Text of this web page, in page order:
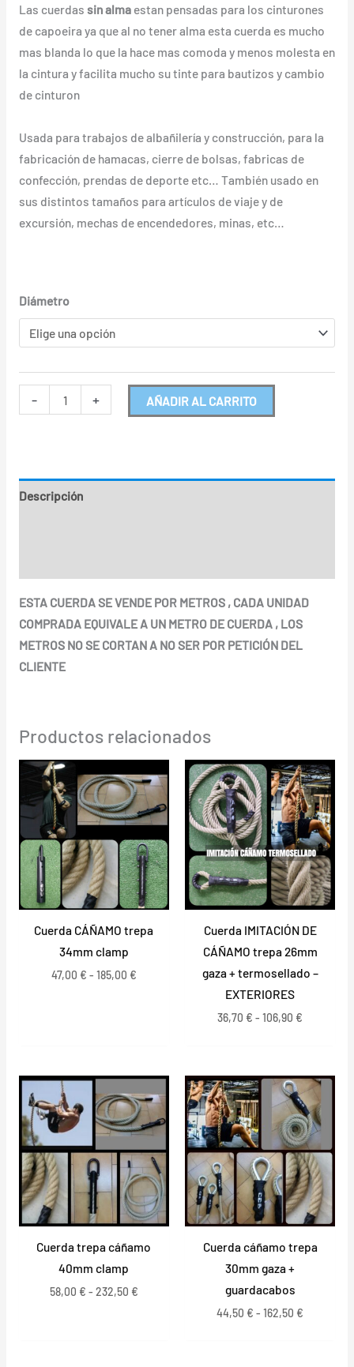
Las cuerdas sin almaestan pensadas para los cinturones
de capoeira ya que al no tener alma esta cuerda es mucho
mas blanda lo que la hace mas comoda y menos molesta en
la cintura y facilita mucho su tinte para bautizos y cambio
de cinturon
Usada para trabajos de albañilería y construcción, para la
fabricación de hamacas, cierre de bolsas, fabricas de
confección, prendas de deporte etc… También usado en
sus distintos tamaños para artículos de viaje y de
excursión, mechas de encendedores, minas, etc…
Diámetro
- + AÑADIR AL CARRITO
Descripción
ESTA CUERDA SE VENDE POR METROS , CADA UNIDAD
COMPRADA EQUIVALE A UN METRO DE CUERDA , LOS
METROS NO SE CORTAN A NO SER POR PETICIÓN DEL
CLIENTE
Productos relacionados
Cuerda CÁÑAMO trepa
34mm clamp
47,00 € - 185,00 €
de
precios:
desde
47,00 €
hasta
185,00 €
Cuerda IMITACIÓN DE
CÁÑAMO trepa 26mm
gaza + termosellado –
EXTERIORES
36,70 € - 106,90 €
Rango
de
precios:
desde
36,70 €
hasta
106,90 €
Cuerda trepa cáñamo
40mm clamp
58,00 € - 232,50 €
Rango
de
precios:
desde
58,00 €
hasta
232,50 €
Cuerda cáñamo trepa
30mm gaza +
guardacabos
44,50 € - 162,50 €
Rango
de
precios:
desde
44,50 €
hasta
162,50 €